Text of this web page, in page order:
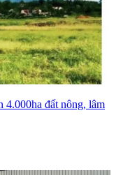
đất nông, lâm